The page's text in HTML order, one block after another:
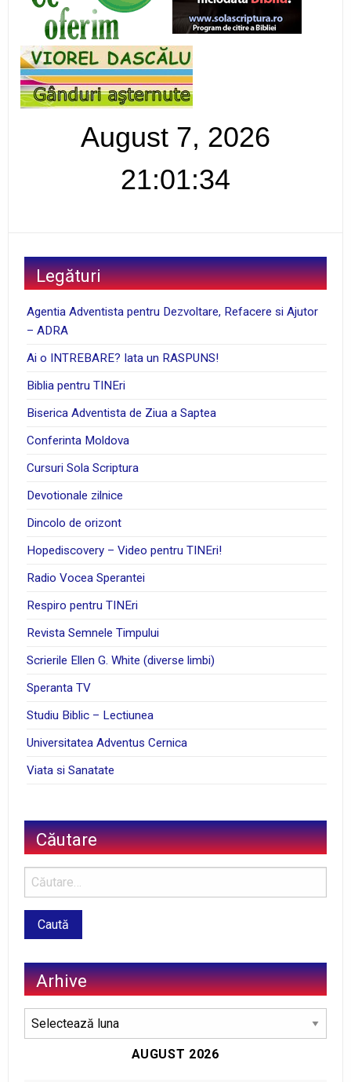
August 7, 2026
21:01:35
Legături
Agentia Adventista pentru Dezvoltare, Refacere si Ajutor
– ADRA
Ai o INTREBARE? Iata un RASPUNS!
Biblia pentru TINEri
Biserica Adventista de Ziua a Saptea
Conferinta Moldova
Cursuri Sola Scriptura
Devotionale zilnice
Dincolo de orizont
Hopediscovery – Video pentru TINEri!
Radio Vocea Sperantei
Respiro pentru TINEri
Revista Semnele Timpului
Scrierile Ellen G. White (diverse limbi)
Speranta TV
Studiu Biblic – Lectiunea
Universitatea Adventus Cernica
Viata si Sanatate
Căutare
Arhive
Arhive
AUGUST 2026